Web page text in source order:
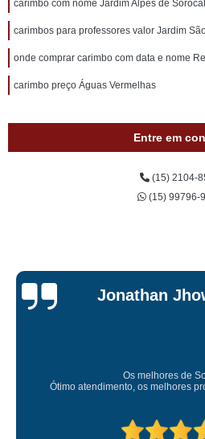
carimbo com nome Jardim Alpes de
carimbos para professores valor Jardim
onde comprar carimbo com data e nome
carimbo preço Águas Vermelhas
Entre em
(15) 2104-
(15) 99796-
Jessica
Carvalho
Super
Amei o atendimento. Preco super bom.
Deixou o meu bem super